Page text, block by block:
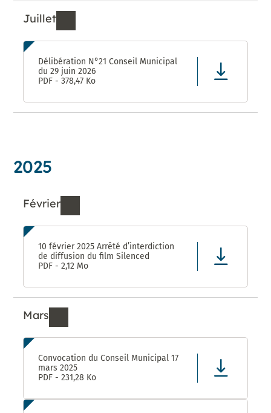
Juillet
Ressources de Juillet 2026
Délibération N°21 Conseil Municipal
du 29 juin 2026
PDF - 378,47 Ko
2025
Février
Ressources de Février 2025
10 février 2025 Arrêté d’interdiction
de diffusion du film Silenced
PDF - 2,12 Mo
Mars
Ressources de Mars 2025
Convocation du Conseil Municipal 17
mars 2025
PDF - 231,28 Ko